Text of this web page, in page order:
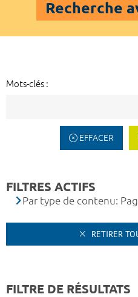
Recherche
Mots-clés :
EFFACER
FILTRES ACTIFS
Par type de contenu:
RETIRER
FILTRE DE RÉSULTATS